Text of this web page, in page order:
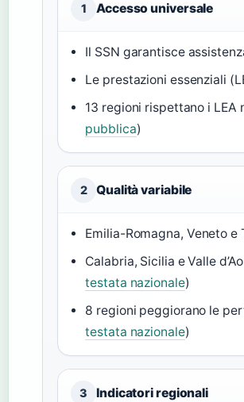
1 Accesso universale
Il SSN garantisce
Le prestazioni essenziali
13 regioni rispettano i LEA
pubblica)
2 Qualità variabile
Emilia-Romagna, Veneto
Calabria, Sicilia e Valle
testata nazionale)
8 regioni peggiorano le
testata nazionale)
3 Indicatori regionali